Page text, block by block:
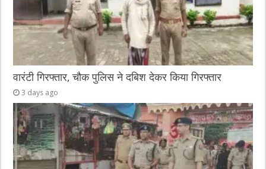
वारंटी गिरफ्तार, चौक पुलिस ने दबिश देकर किया गिरफ्तार
3 days ago